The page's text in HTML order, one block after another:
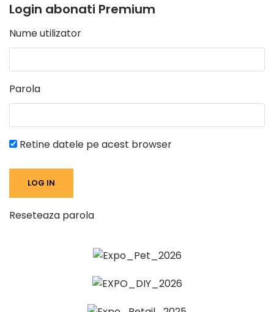
Login abonati Premium
Nume utilizator
Parola
Retine datele pe acest browser
Reseteaza parola